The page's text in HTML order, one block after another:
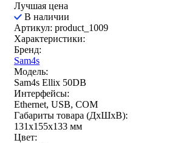
Лучшая цена
В наличии
Артикул: product_1009
Характеристики:
Бренд:
Sam4s
Модель:
Sam4s Ellix 50DB
Интерфейсы:
Ethernet, USB, COM
Габариты товара (ДxШxВ):
131x155x133 мм
Цвет: